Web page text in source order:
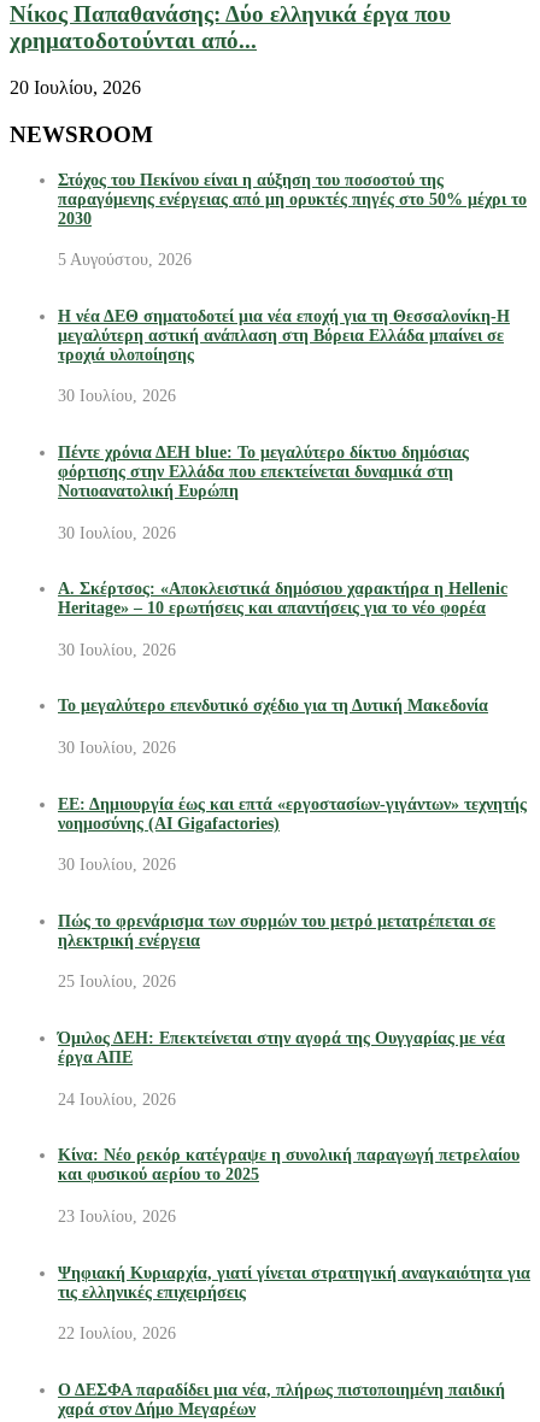
Νίκος Παπαθανάσης: Δύο ελληνικά έργα που
χρηματοδοτούνται από...
20 Ιουλίου, 2026
NEWSROOM
Στόχος του Πεκίνου είναι η αύξηση του ποσοστού της
παραγόμενης ενέργειας από μη ορυκτές πηγές στο 50% μέχρι το
2030
5 Αυγούστου, 2026
Η νέα ΔΕΘ σηματοδοτεί μια νέα εποχή για τη Θεσσαλονίκη-Η
μεγαλύτερη αστική ανάπλαση στη Βόρεια Ελλάδα μπαίνει σε
τροχιά υλοποίησης
30 Ιουλίου, 2026
Πέντε χρόνια ΔΕΗ blue: Το μεγαλύτερο δίκτυο δημόσιας
φόρτισης στην Ελλάδα που επεκτείνεται δυναμικά στη
Νοτιοανατολική Ευρώπη
30 Ιουλίου, 2026
Α. Σκέρτσος: «Αποκλειστικά δημόσιου χαρακτήρα η Hellenic
Heritage» – 10 ερωτήσεις και απαντήσεις για το νέο φορέα
30 Ιουλίου, 2026
Το μεγαλύτερο επενδυτικό σχέδιο για τη Δυτική Μακεδονία
30 Ιουλίου, 2026
ΕΕ: Δημιουργία έως και επτά «εργοστασίων-γιγάντων» τεχνητής
νοημοσύνης (AI Gigafactories)
30 Ιουλίου, 2026
Πώς το φρενάρισμα των συρμών του μετρό μετατρέπεται σε
ηλεκτρική ενέργεια
25 Ιουλίου, 2026
Όμιλος ΔΕΗ: Επεκτείνεται στην αγορά της Ουγγαρίας με νέα
έργα ΑΠΕ
24 Ιουλίου, 2026
Κίνα: Νέο ρεκόρ κατέγραψε η συνολική παραγωγή πετρελαίου
και φυσικού αερίου το 2025
23 Ιουλίου, 2026
Ψηφιακή Κυριαρχία, γιατί γίνεται στρατηγική αναγκαιότητα για
τις ελληνικές επιχειρήσεις
22 Ιουλίου, 2026
Ο ΔΕΣΦΑ παραδίδει μια νέα, πλήρως πιστοποιημένη παιδική
χαρά στον Δήμο Μεγαρέων